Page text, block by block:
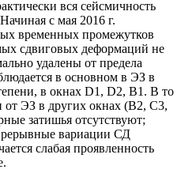
вся сейсмичность
с мая 2016 г.
временных промежутков
сдвиговых деформаций не
удалены от предела
в основном в ЭЗ в
в окнах D1, D2, B1. В то
ЭЗ в других окнах (B2, C3,
затишья отсутствуют;
вариации СД
слабая проявленность